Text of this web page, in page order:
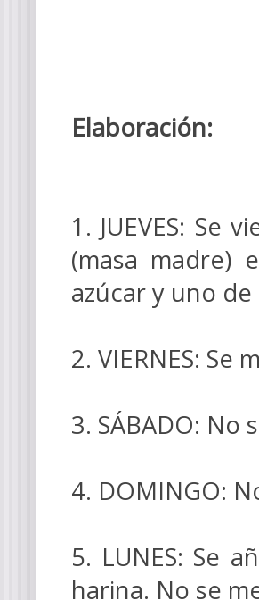
Elaboración:
1. JUEVES:
(masa madre)
azúcar y uno
2. VIERNES: Se
3. SÁBADO: No
4. DOMINGO:
5. LUNES: Se
harina. No se